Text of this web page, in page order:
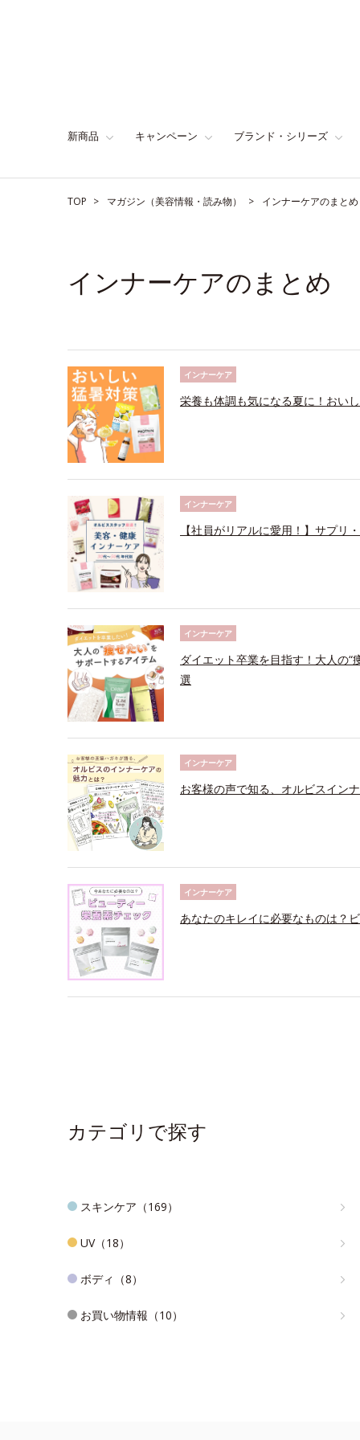
新商品 キャンペーン ブランド・シリーズ
TOP マガジン（美容情報・読み物） インナーケアのまとめ
インナーケアのまとめ
インナーケア
栄養も体調も気になる夏に！おい
インナーケア
【社員がリアルに愛用！】サプリ
インナーケア
ダイエット卒業を目指す！大人の
選
インナーケア
お客様の声で知る、オルビスイン
インナーケア
あなたのキレイに必要なものは？
カテゴリで探す
スキンケア（169）
UV（18）
ボディ（8）
お買い物情報（10）